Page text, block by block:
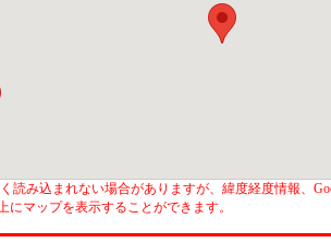
読み込まれない場合がありますが、緯度経度情報、
マップを表示することができます。